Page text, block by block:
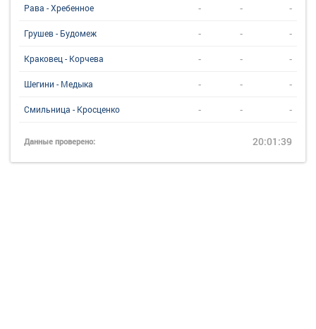
Рава - Хребенное - - -
Грушев - Будомеж - - -
Краковец - Корчева - - -
Шегини - Медыка - - -
Смильница - Кросценко - - -
Данные проверено: 20:01:39